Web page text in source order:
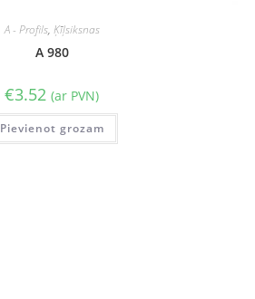
A - Profils, Ķīļsiksnas
A 980
€3.52 (ar PVN)
Pievienot grozam